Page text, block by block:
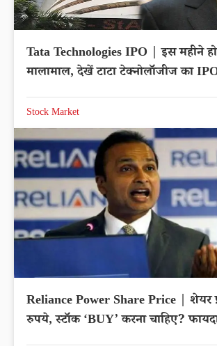
Tata Technologies IPO | इस महीने
मालामाल, देखें टाटा टेक्नोलॉजीज का
Stock Market
Reliance Power Share Price | शेयर
रुपये, स्टॉक ‘BUY’ करना चाहिए?